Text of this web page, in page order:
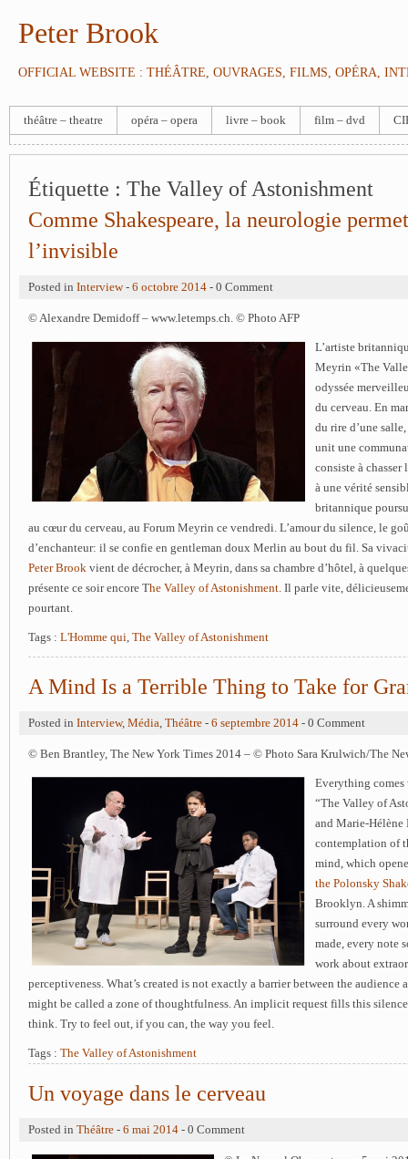
Peter Brook
OFFICIAL WEBSITE : THÉÂTRE, OUVRAGES, FILMS, OPÉRA,
théâtre – theatre opéra – opera livre – book film – dvd
Étiquette : The Valley of Astonishment
Comme Shakespeare, la neurologie
l’invisible
Posted in Interview- 6 octobre 2014 - 0 Comment
© Alexandre Demidoff – www.letemps.ch. © Photo AFP
L’artiste
Meyrin «The
odyssée
du cerveau. En
du rire d’une
unit une
consiste à chasser
à une vérité
britannique
au cœur du cerveau, au Forum Meyrin ce vendredi. L’amour du silence, le
d’enchanteur: il se confie en gentleman doux Merlin au bout du fil. Sa
Peter Brook vient de décrocher, à Meyrin, dans sa chambre d’hôtel, à
présente ce soir encore The Valley of Astonishment. Il parle vite,
pourtant.
Tags : L'Homme qui, The Valley of Astonishment
A Mind Is a Terrible Thing to Take for
Posted in Interview, Média, Théâtre - 6 septembre 2014 - 0 Comment
© Ben Brantley, The New York Times 2014 – © Photo Sara Krulwich/The
Everything comes
“The Valley of
and Marie-Hélène
contemplation of
mind, which
the Polonsky
Brooklyn. A
surround every
made, every note
work about
perceptiveness. What’s created is not exactly a barrier between the audience
might be called a zone of thoughtfulness. An implicit request fills this
think. Try to feel out, if you can, the way you feel.
Tags : The Valley of Astonishment
Un voyage dans le cerveau
Posted in Théâtre - 6 mai 2014 - 0 Comment